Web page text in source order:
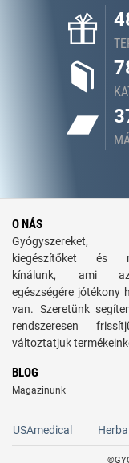
O NÁS
Gyógyszereket,
kiegészítőket és
kínálunk, ami
egészségére jótékony
van. Szeretünk
rendszeresen
változtatjuk
BLOG
Magazinunk
USAmedical